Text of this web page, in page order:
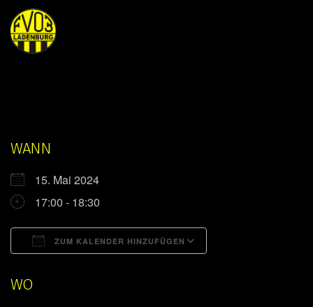
WANN
15. Mai 2024
17:00 - 18:30
ZUM KALENDER HINZUFÜGEN
WO